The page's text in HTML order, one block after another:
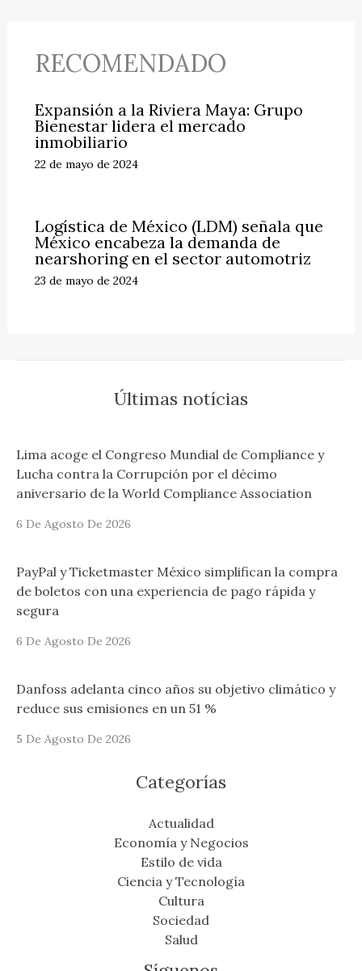
RECOMENDADO
Expansión a la Riviera Maya: Grupo
Bienestar lidera el mercado
inmobiliario
22 de mayo de 2024
Logística de México (LDM) señala que
México encabeza la demanda de
nearshoring en el sector automotriz
23 de mayo de 2024
Últimas notícias
Lima acoge el Congreso Mundial de Compliance y
Lucha contra la Corrupción por el décimo
aniversario de la World Compliance Association
6 De Agosto De 2026
PayPal y Ticketmaster México simplifican la compra
de boletos con una experiencia de pago rápida y
segura
6 De Agosto De 2026
Danfoss adelanta cinco años su objetivo climático y
reduce sus emisiones en un 51 %
5 De Agosto De 2026
Categorías
Actualidad
Economía y Negocios
Estilo de vida
Ciencia y Tecnología
Cultura
Sociedad
Salud